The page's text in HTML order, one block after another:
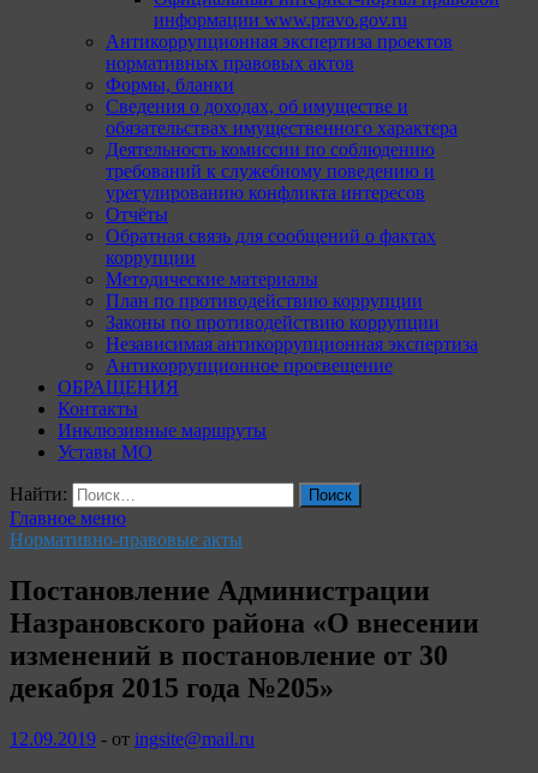
информации www.pravo.gov.ru
Антикоррупционная экспертиза проектов
нормативных правовых актов
Формы, бланки
Сведения о доходах, об имуществе и
обязательствах имущественного характера
Деятельность комиссии по соблюдению
требований к служебному поведению и
урегулированию конфликта интересов
Отчёты
Обратная связь для сообщений о фактах
коррупции
Методические материалы
План по противодействию коррупции
Законы по противодействию коррупции
Независимая антикоррупционная экспертиза
Антикоррупционное просвещение
ОБРАЩЕНИЯ
Контакты
Инклюзивные маршруты
Уставы МО
Найти:
Главное меню
Нормативно-правовые акты
Постановление Администрации
Назрановского района «О внесении
изменений в постановление от 30
декабря 2015 года №205»
12.09.2019 - от ingsite@mail.ru